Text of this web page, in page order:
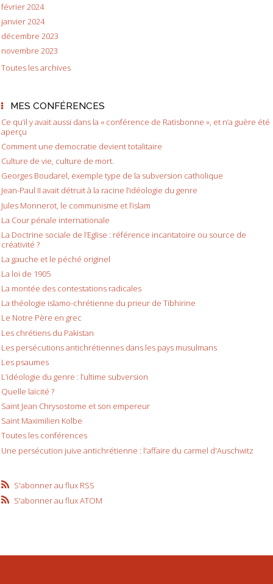
février 2024
janvier 2024
décembre 2023
novembre 2023
Toutes les archives
MES CONFÉRENCES
Ce qu’il y avait aussi dans la « conférence de Ratisbonne », et n’a guère été
aperçu
Comment une democratie devient totalitaire
Culture de vie, culture de mort.
Georges Boudarel, exemple type de la subversion catholique
Jean-Paul II avait détruit à la racine l’idéologie du genre
Jules Monnerot, le communisme et l’islam
La Cour pénale internationale
La Doctrine sociale de l’Eglise : référence incantatoire ou source de
créativité ?
La gauche et le péché originel
La loi de 1905
La montée des contestations radicales
La théologie islamo-chrétienne du prieur de Tibhirine
Le Notre Père en grec
Les chrétiens du Pakistan
Les persécutions antichrétiennes dans les pays musulmans
Les psaumes
L’idéologie du genre : l’ultime subversion
Quelle laïcité ?
Saint Jean Chrysostome et son empereur
Saint Maximilien Kolbe
Toutes les conférences
Une persécution juive antichrétienne : l'affaire du carmel d'Auschwitz
S'abonner au flux RSS
S'abonner au flux ATOM